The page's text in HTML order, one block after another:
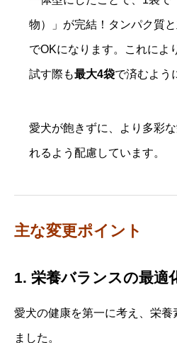
物）」が完結！タンパク質
でOKになります。これによ
試す際も最大4袋で済むよう
愛犬が飽きずに、より多彩
れるよう配慮しています。
主な変更ポイント
1. 栄養バランスの最適
愛犬の健康を第一に考え、栄養
ました。